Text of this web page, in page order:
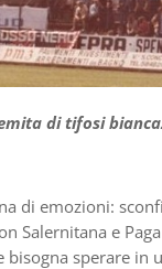
di tifosi
di emozioni:
Salernitana e
sperare in